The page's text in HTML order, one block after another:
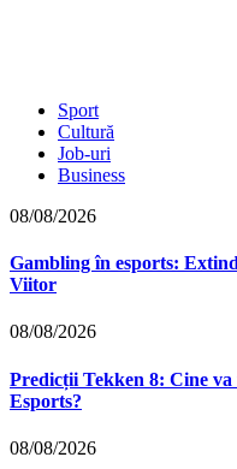
Sport
Cultură
Job-uri
Business
08/08/2026
Gambling în esports:
Viitor
08/08/2026
Predicții Tekken 8: Cine
Esports?
08/08/2026